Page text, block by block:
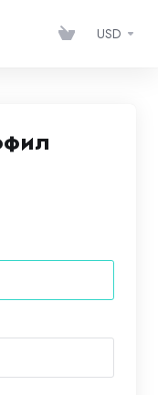
USD